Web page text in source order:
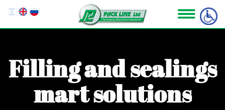
Fillingandsealings
martsolutions